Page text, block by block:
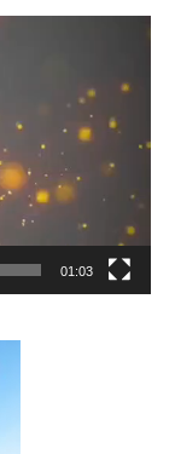
01:03